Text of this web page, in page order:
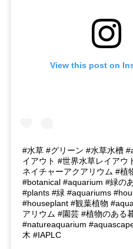
View this post on
#水草 #グリーン #水草水槽
イアウト #世界水草レイアウ
ネイチャーアクアリウム #植
#botanical #aquarium #緑の
#plants #緑 #aquariums
#houseplant #観葉植物
アリウム #園芸 #植物のある
#natureaquarium
木 #IAPLC